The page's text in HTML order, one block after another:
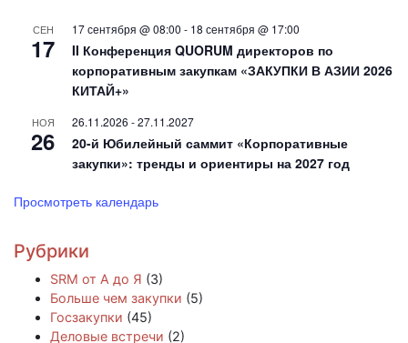
СЕН
17
17 сентября @ 08:00 - 18 сентября @ 17:00
II Конференция QUORUM директоров по
корпоративным закупкам «ЗАКУПКИ В АЗИИ 2026
КИТАЙ+»
НОЯ
26
26.11.2026 -27.11.2027
20-й Юбилейный саммит «Корпоративные
закупки»: тренды и ориентиры на 2027 год
Просмотреть календарь
Рубрики
SRM от А до Я (3)
Больше чем закупки (5)
Госзакупки (45)
Деловые встречи (2)